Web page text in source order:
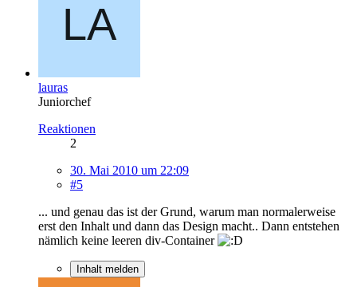
lauras
Juniorchef
Reaktionen
2
30. Mai 2010 um 22:09
#5
... und genau das ist der Grund, warum man normalerweise
erst den Inhalt und dann das Design macht.. Dann entstehen
nämlich keine leeren div-Container
Inhalt melden